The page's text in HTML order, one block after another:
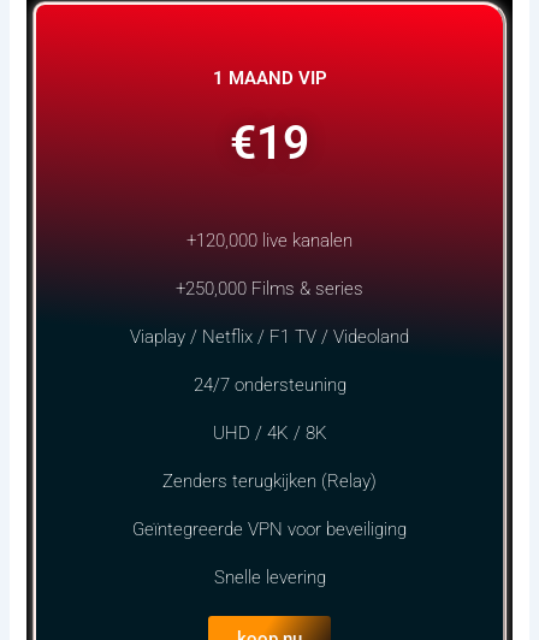
1 MAAND VIP
€19
+120,000 live kanalen
+250,000 Films & series
Viaplay / Netflix / F1 TV / Videoland
24/7 ondersteuning
UHD / 4K / 8K
Zenders terugkijken (Relay)
Geïntegreerde VPN voor beveiliging
Snelle levering